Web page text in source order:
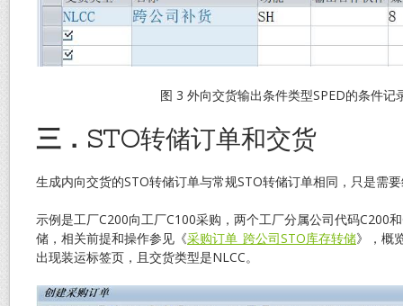
图 3 外向交货输出条件类型SPED的条件记
三．STO转储订单和交货
生成内向交货的STO转储订单与常规STO转储订单相同，只是需
示例是工厂C200向工厂C100采购，两个工厂分属公司代码C200
储，相关前提和操作参见《采购订单_跨公司STO库存转储》，概
出现装运标签页，且交货类型是NLCC。